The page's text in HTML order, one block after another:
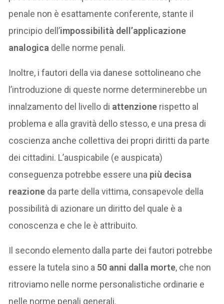
penale non è esattamente conferente, stante il
principio dell’impossibilità dell’applicazione
analogica delle norme penali.
Inoltre, i fautori della via danese sottolineano che
l’introduzione di queste norme determinerebbe un
innalzamento del livello di attenzione rispetto al
problema e alla gravità dello stesso, e una presa di
coscienza anche collettiva dei propri diritti da parte
dei cittadini. L’auspicabile (e auspicata)
conseguenza potrebbe essere una più decisa
reazione da parte della vittima, consapevole della
possibilità di azionare un diritto del quale è a
conoscenza e che le è attribuito.
Il secondo elemento dalla parte dei fautori potrebbe
essere la tutela sino a 50 anni dalla morte, che non
ritroviamo nelle norme personalistiche ordinarie e
nelle norme penali generali.